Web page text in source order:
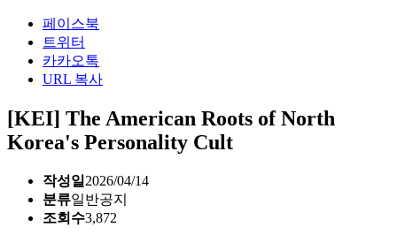
페이스북
트위터
카카오톡
URL 복사
[KEI] The American Roots of North
Korea's Personality Cult
작성일 2026/04/14
분류일반공지
조회수3,872